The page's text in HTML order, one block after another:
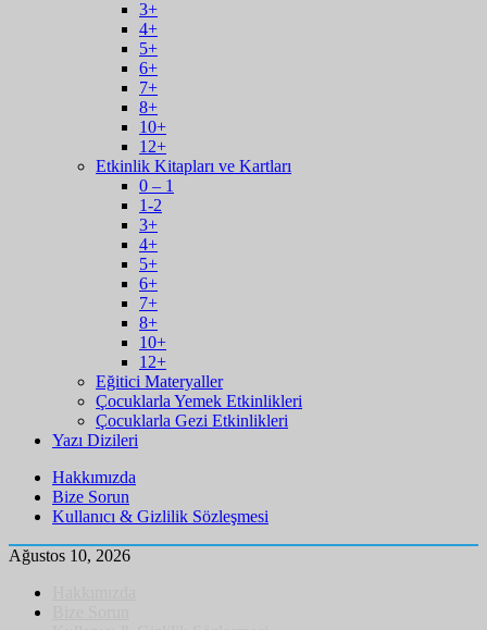
3+
4+
5+
6+
7+
8+
10+
12+
Etkinlik Kitapları ve Kartları
0 – 1
1-2
3+
4+
5+
6+
7+
8+
10+
12+
Eğitici Materyaller
Çocuklarla Yemek Etkinlikleri
Çocuklarla Gezi Etkinlikleri
Yazı Dizileri
Hakkımızda
Bize Sorun
Kullanıcı & Gizlilik Sözleşmesi
Ağustos 10, 2026